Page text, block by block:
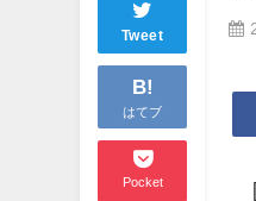
Tweet
B!
はてブ
Pocket